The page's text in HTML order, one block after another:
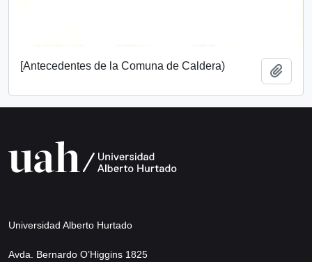
[Antecedentes de la Comuna de Caldera)
Universidad Alberto Hurtado
Avda. Bernardo O’Higgins 1825